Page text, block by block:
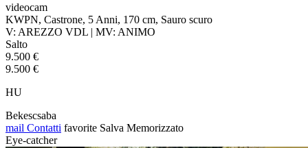
videocam
KWPN, Castrone, 5 Anni, 170 cm, Sauro scuro
V: AREZZO VDL | MV: ANIMO
Salto
9.500 €
9.500 €
HU
Bekescsaba
mail Contatti favorite Salva Memorizzato
Eye-catcher